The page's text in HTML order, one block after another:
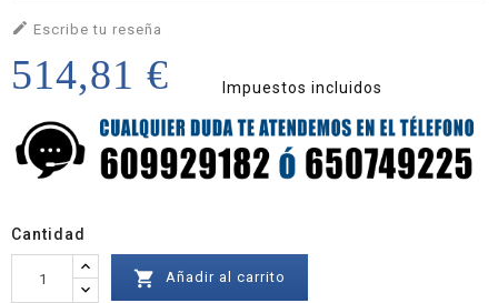
 Escribe tu reseña
514,81 € Impuestos incluidos
Cantidad
 Añadir al carrito